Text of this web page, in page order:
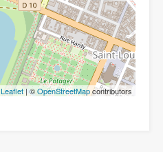
Leaflet | ©OpenStreetMapcontributors